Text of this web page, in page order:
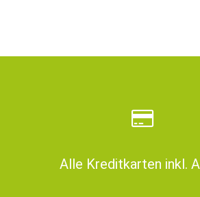
Alle Kreditkarten inkl.